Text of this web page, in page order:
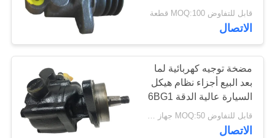
الحجم القياسي
قابل للتفاوض MOQ:100 قطعة
الاتصال
مضخة توجيه كهربائية لما
بعد البيع أجزاء نظام هيكل
السيارة عالية الدقة 6BG1
/ 4HF1
قابل للتفاوض MOQ:50 جهاز كمبيوتر شخصى
الاتصال